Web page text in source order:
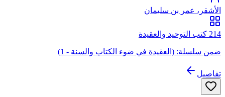
الأشقر، عمر بن سليمان
214 كتب التوحيد والعقيدة
ضمن سلسلة: (العقيدة في ضوء الكتاب والسنة - 1)
تفاصيل